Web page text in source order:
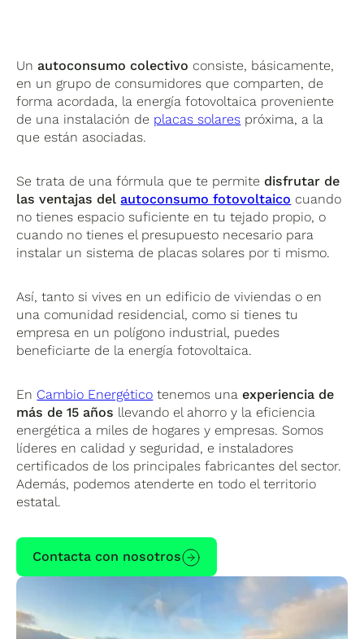
Un autoconsumo colectivo consiste, básicamente,
en un grupo de consumidores que comparten, de
forma acordada, la energía fotovoltaica proveniente
de una instalación de placas solares próxima, a la
que están asociadas.
Se trata de una fórmula que te permite disfrutar de
las ventajas del autoconsumo fotovoltaico cuando
no tienes espacio suficiente en tu tejado propio, o
cuando no tienes el presupuesto necesario para
instalar un sistema de placas solares por ti mismo.
Así, tanto si vives en un edificio de viviendas o en
una comunidad residencial, como si tienes tu
empresa en un polígono industrial, puedes
beneficiarte de la energía fotovoltaica.
En Cambio Energético tenemos unaexperiencia de
más de 15 años llevando el ahorro y la eficiencia
energética a miles de hogares y empresas. Somos
líderes en calidad y seguridad, e instaladores
certificados de los principales fabricantes del sector.
Además, podemos atenderte en todo el territorio
estatal.
Contacta con nosotros